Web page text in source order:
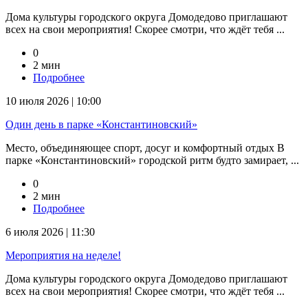
Дома культуры городского округа Домодедово приглашают
всех на свои мероприятия! Скорее смотри, что ждёт тебя ...
0
2 мин
Подробнее
10 июля 2026 | 10:00
Один день в парке «Константиновский»
Место, объединяющее спорт, досуг и комфортный отдых В
парке «Константиновский» городской ритм будто замирает, ...
0
2 мин
Подробнее
6 июля 2026 | 11:30
Мероприятия на неделе!
Дома культуры городского округа Домодедово приглашают
всех на свои мероприятия! Скорее смотри, что ждёт тебя ...